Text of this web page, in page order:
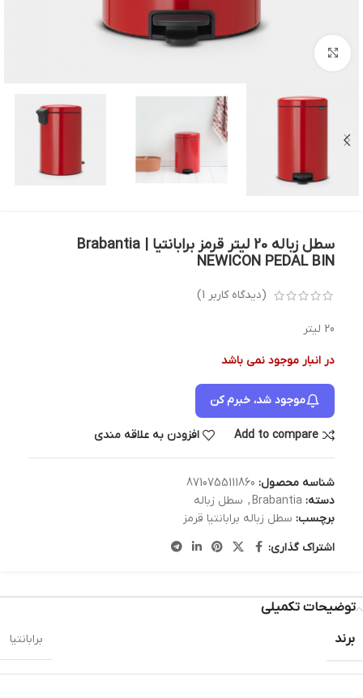
سطل زباله 20 لیتر قرمز برابانتیا | Brabantia
NEWICON PEDAL BIN
(دیدگاه کاربر 1
)
20 لیتر
در انبار موجود نمی باشد
موجود شد، خبرم کن
Add to compare افزودن به علاقه مندی
شناسه محصول: 8710755111860
دسته: Brabantia
, سطل زباله
برچسب: سطل زباله برابانتیا قرمز
اشتراک گذاری:
توضیحات تکمیلی
برند
برابانتیا